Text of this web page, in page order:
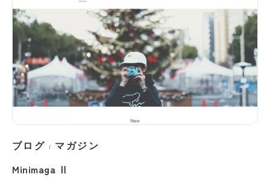
ブログ / マガジン
Minimaga Ⅱ